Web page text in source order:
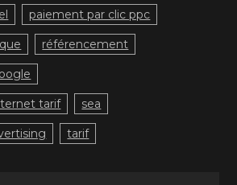
paiement par clic ppc
référencement
tarif sea
tarif